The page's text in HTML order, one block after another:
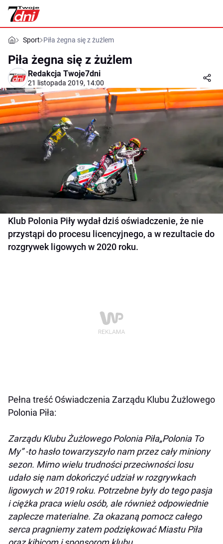
Sport Piła żegna się z żużlem
Piła żegna się z żużlem
Redakcja Twoje7dni
21 listopada 2019, 14:00
Klub Polonia Piły wydał dziś oświadczenie, że nie
przystąpi do procesu licencyjnego, a w rezultacie do
rozgrywek ligowych w 2020 roku.
Pełna treść Oświadczenia Zarządu Klubu Żużlowego
Polonia Piła:
Zarządu Klubu Żużlowego Polonia Piła„Polonia To
My” -to hasło towarzyszyło nam przez cały miniony
sezon. Mimo wielu trudności przeciwności losu
udało się nam dokończyć udział w rozgrywkach
ligowych w 2019 roku. Potrzebne były do tego pasja
i ciężka praca wielu osób, ale również odpowiednie
zaplecze materialne. Za okazaną pomocz całego
serca pragniemy zatem podziękować Miastu Piła